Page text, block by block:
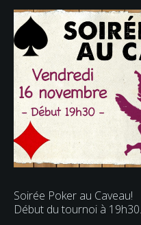
Soirée Poker au Caveau!
Début du tournoi à 19h30.